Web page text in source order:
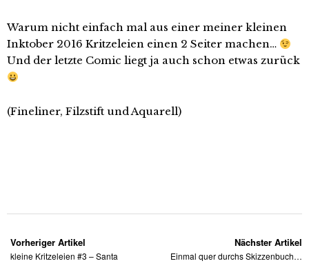
Warum nicht einfach mal aus einer meiner kleinen
Inktober 2016 Kritzeleien einen 2 Seiter machen…
Und der letzte Comic liegt ja auch schon etwas zurück
(Fineliner, Filzstift und Aquarell)
Vorheriger Artikel
kleine Kritzeleien #3 – Santa
Nächster Artikel
Einmal quer durchs Skizzenbuch…